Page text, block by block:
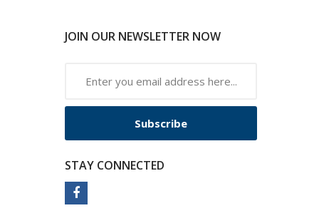
JOIN OUR NEWSLETTER NOW
Subscribe
STAY CONNECTED